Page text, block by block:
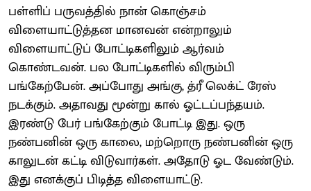
பள்ளிப் பருவத்தில் நான் கொஞ்சம்
விளையாட்டுத்தன மானவன் என்றாலும்
விளையாட்டுப் போட்டிகளிலும் ஆர்வம்
கொண்டவன். பல போட்டிகளில் விரும்பி
பங்கேற்பேன். அப்போது அங்கு, த்ரீ லெக்ட் ரேஸ்
நடக்கும். அதாவது மூன்று கால் ஓட்டப்பந்தயம்.
இரண்டு பேர் பங்கேற்கும் போட்டி இது. ஒரு
நண்பனின் ஒரு காலை, மற்றொரு நண்பனின் ஒரு
காலுடன் கட்டி விடுவார்கள். அதோடு ஓட வேண்டும்.
இது எனக்குப் பிடித்த விளையாட்டு.